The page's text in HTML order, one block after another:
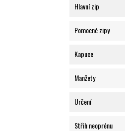
Hlavní zip
Pomocné zipy
Kapuce
Manžety
Určení
Střih neoprénu